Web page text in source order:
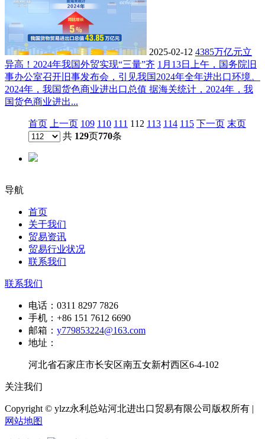
2025-02-12 4385万亿元立
异高！2024年我国外贸实现“三量”齐 1月13日上午，国务院旧
事办公室召开旧事发布会，引见我国2024年全年进出口环境。
2024年，我国货色商业进出口总值 据海关统计，2024年，我
国货色商业进出...
首页 上一页 109 110 111 112 113 114 115 下一页 末页
共 129页770条
导航
首页
关于我们
贸易资讯
贸易行业状况
联系我们
联系我们
电话： 0311 8297 7826
手机： +86 151 7612 6690
邮箱： y779853224@163.com
地址：
河北省石家庄市长安区南五女新村西区6-4-102
关注我们
Copyright © ylzz永利总站河北进出口贸易有限公司版权所有 |
网站地图